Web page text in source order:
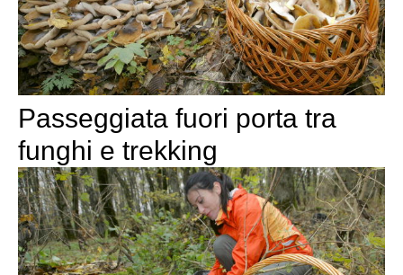
Passeggiata fuori porta tra
funghi e trekking